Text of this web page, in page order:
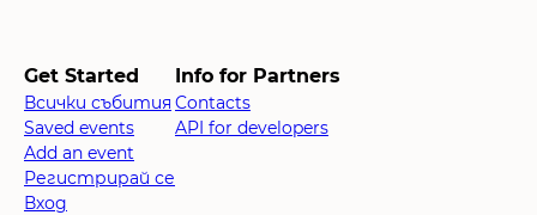
Get Started
Всички събития
Saved events
Add an event
Регистрирай се
Вход
Info for Partners
Contacts
API for developers